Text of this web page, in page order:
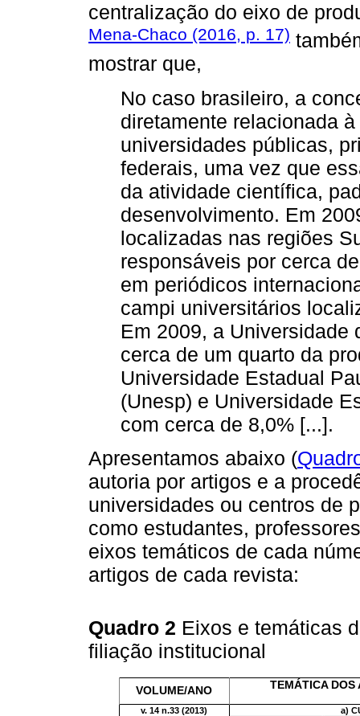
centralização do eixo de
Mena-Chaco (2016, p. 17)
mostrar que,
No caso brasileiro, a
diretamente relacionada
universidades públicas,
federais, uma vez que
da atividade científica,
desenvolvimento. Em
localizadas nas regiões
responsáveis por cerca
em periódicos
campi universitários
Em 2009, a Universidade
cerca de um quarto da
Universidade Estadual
(Unesp) e Universidade
com cerca de 8,0% [...].
Apresentamos abaixo (
autoria por artigos e a
universidades ou centros de
como estudantes,
eixos temáticos de cada
artigos de cada revista:
Quadro 2 Eixos e temáticas
filiação institucional
VOLUME/ANO TEMÁTICA DOS
v. 14 n.33 (2013)
a)